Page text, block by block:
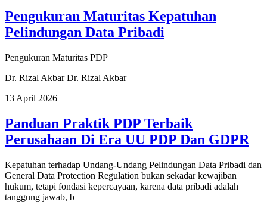
Pengukuran Maturitas Kepatuhan
Pelindungan Data Pribadi
Pengukuran Maturitas PDP
Dr. Rizal AkbarDr. Rizal Akbar
13 April 2026
Panduan Praktik PDP Terbaik
Perusahaan Di Era UU PDP Dan GDPR
Kepatuhan terhadap Undang-Undang Pelindungan Data Pribadi dan
General Data Protection Regulation bukan sekadar kewajiban
hukum, tetapi fondasi kepercayaan, karena data pribadi adalah
tanggung jawab, b